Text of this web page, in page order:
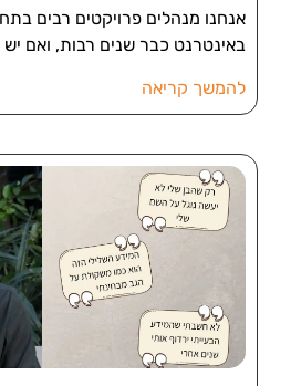
אנחנו מנהלים פרויקטים רבים
באינטרנט כבר שנים רבות, ואם
להמשך קריאה